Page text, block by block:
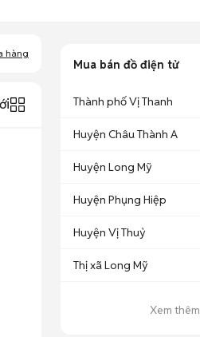
hàng
Mua bán đồ điện tử
Thành phố Vị Thanh
Huyện Châu Thành A
Huyện Long Mỹ
Huyện Phụng Hiệp
Huyện Vị Thuỷ
Thị xã Long Mỹ
Xem thêm